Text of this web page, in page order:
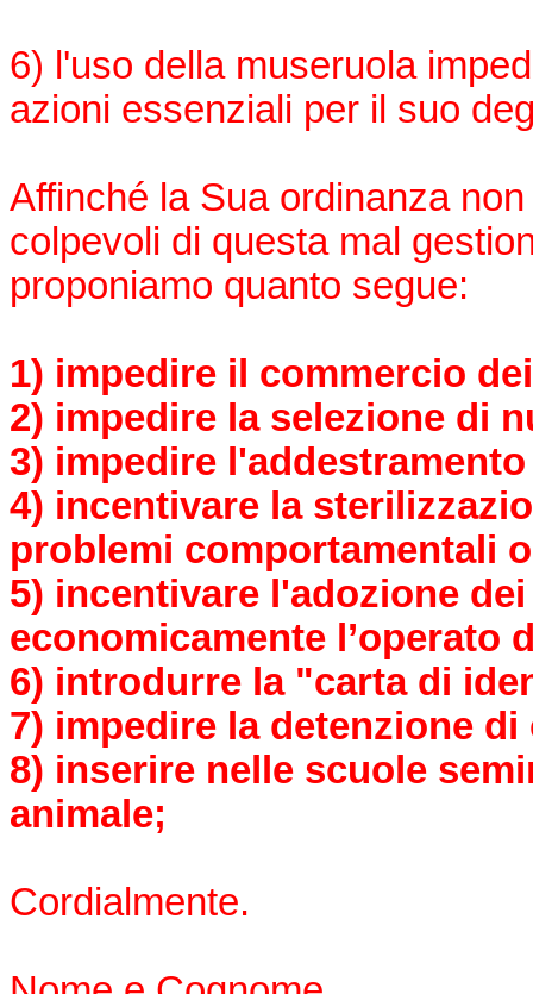
6) l'uso della museruola
azioni essenziali per il suo
Affinché la Sua ordinanza
colpevoli di questa mal
proponiamo quanto segue:
1) impedire il commercio
2) impedire la selezione di
3) impedire
4) incentivare la
problemi comportamentali
5) incentivare l'adozione
economicamente l’operato
6) introdurre la "carta di
7) impedire la detenzione
8) inserire nelle scuole
animale;
Cordialmente.